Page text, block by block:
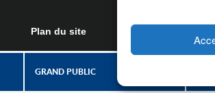
Plan du site
GRAND PUBLIC